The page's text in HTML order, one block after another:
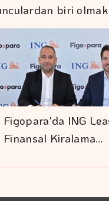
biri olmak
Figopara'da ING
Finansal Kiralama…